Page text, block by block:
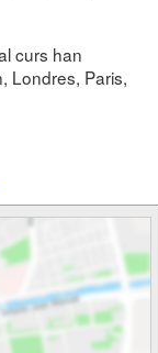
curs han
Londres, Paris,